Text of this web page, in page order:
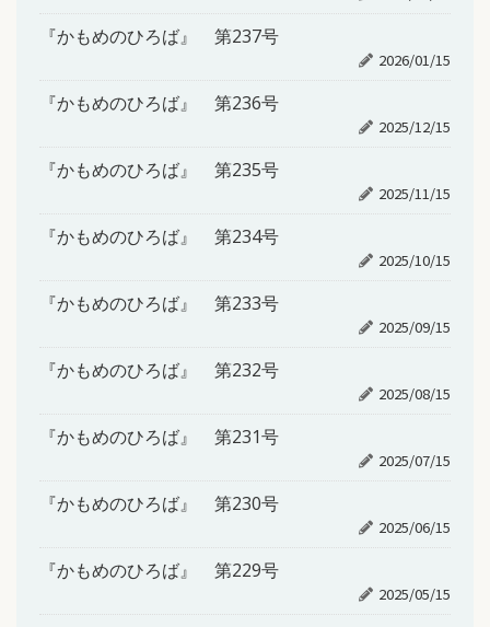
『かもめのひろば』 第237号
2026/01/15
『かもめのひろば』 第236号
2025/12/15
『かもめのひろば』 第235号
2025/11/15
『かもめのひろば』 第234号
2025/10/15
『かもめのひろば』 第233号
2025/09/15
『かもめのひろば』 第232号
2025/08/15
『かもめのひろば』 第231号
2025/07/15
『かもめのひろば』 第230号
2025/06/15
『かもめのひろば』 第229号
2025/05/15